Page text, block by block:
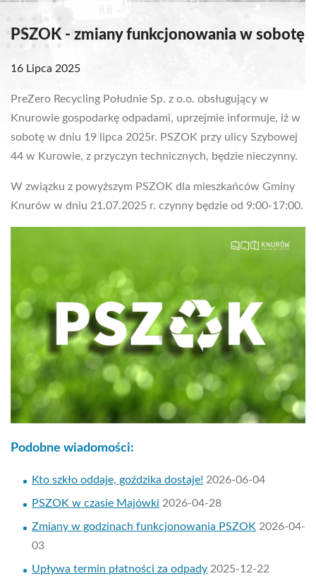
PSZOK - zmiany funkcjonowania w sobotę
16 Lipca 2025
PreZero Recycling Południe Sp. z o.o. obsługujący w
Knurowie gospodarkę odpadami, uprzejmie informuje, iż w
sobotę w dniu 19 lipca 2025r. PSZOK przy ulicy Szybowej
44 w Kurowie, z przyczyn technicznych, będzie nieczynny.
W związku z powyższym PSZOK dla mieszkańców Gminy
Knurów w dniu 21.07.2025 r. czynny będzie od 9:00-17:00.
Podobne wiadomości:
Kto szkło oddaje, goździka dostaje! 2026-06-04
PSZOK w czasie Majówki 2026-04-28
Zmiany w godzinach funkcjonowania PSZOK 2026-04-
03
Upływa termin płatności za odpady 2025-12-22